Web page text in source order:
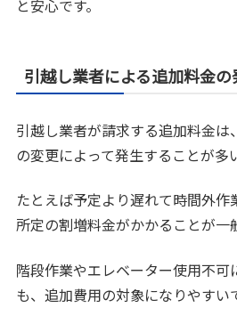
と安心です。
引越し業者による追加料金
引越し業者が請求する追加料金は
の変更によって発生することが多
たとえば予定より遅れて時間外作
所定の割増料金がかかることが一
階段作業やエレベーター使用不可
も、追加費用の対象になりやすい